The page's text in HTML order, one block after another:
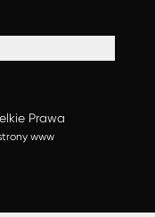
Prawa
www